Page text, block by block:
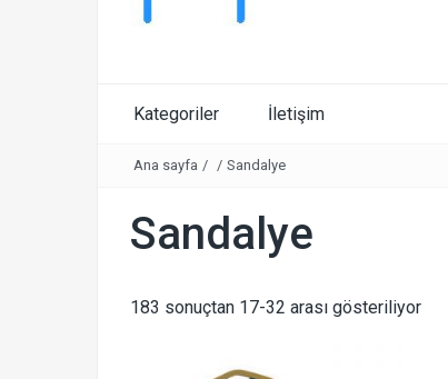
Kategoriler İletişim
Ana sayfa / / Sandalye
Sandalye
183 sonuçtan 17-32 arası gösteriliyor